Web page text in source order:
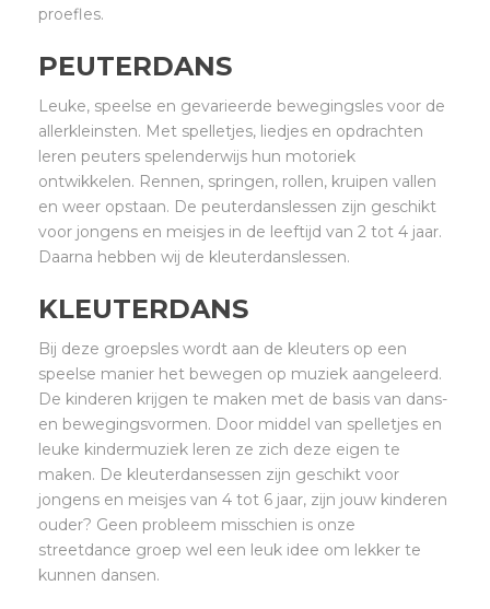
proefles.
PEUTERDANS
Leuke, speelse en gevarieerde bewegingsles voor de
allerkleinsten. Met spelletjes, liedjes en opdrachten
leren peuters spelenderwijs hun motoriek
ontwikkelen. Rennen, springen, rollen, kruipen vallen
en weer opstaan. De peuterdanslessen zijn geschikt
voor jongens en meisjes in de leeftijd van 2 tot 4 jaar.
Daarna hebben wij de kleuterdanslessen.
KLEUTERDANS
Bij deze groepsles wordt aan de kleuters op een
speelse manier het bewegen op muziek aangeleerd.
De kinderen krijgen te maken met de basis van dans-
en bewegingsvormen. Door middel van spelletjes en
leuke kindermuziek leren ze zich deze eigen te
maken. De kleuterdansessen zijn geschikt voor
jongens en meisjes van 4 tot 6 jaar, zijn jouw kinderen
ouder? Geen probleem misschien is onze
streetdance groep wel een leuk idee om lekker te
kunnen dansen.